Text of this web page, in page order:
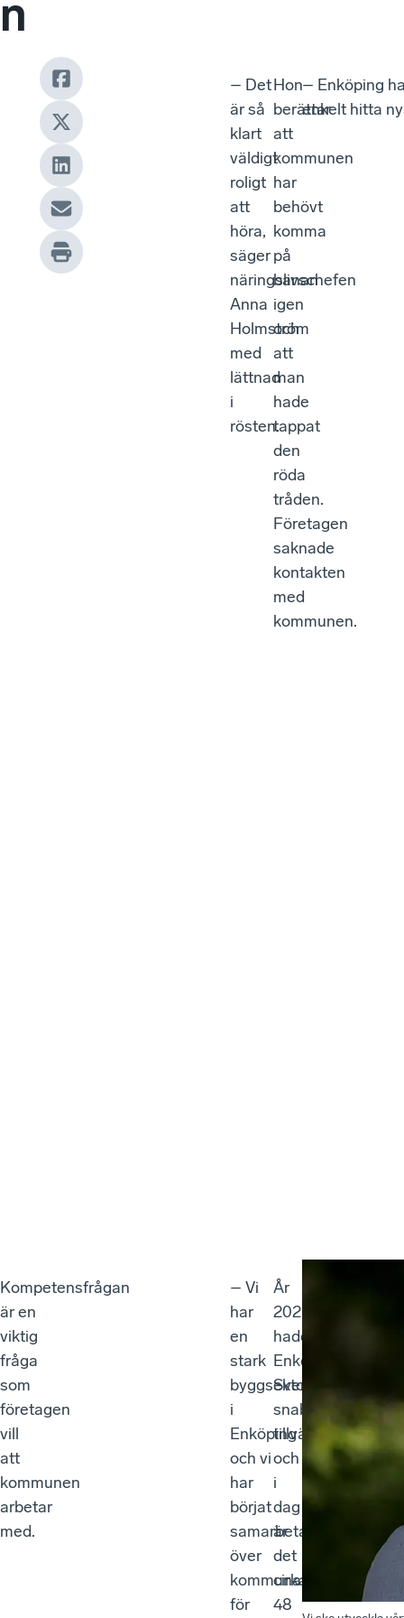
n
– Det
är så
klart
väldigt
roligt
att
höra,
säger
näringslivschefen
Anna
Holmström
med
lättnad
i
rösten.
Hon
berättar
att
kommunen
har
behövt
komma
på
banan
igen
och
att
man
hade
tappat
den
röda
tråden.
Företagen
saknade
kontakten
med
kommunen.
– Enköping
enkelt hitta
Kompetensfrågan
är en
viktig
fråga
som
företagen
vill
att
kommunen
arbetar
med.
– Vi
har
en
stark
byggsektor
i
Enköping
och vi
har
börjat
samarbeta
över
kommunavdelningarna
för
År
2021
hade
Enköping
Sveriges
snabbaste
tillväxt
och
i
dag
är
det
cirka
48